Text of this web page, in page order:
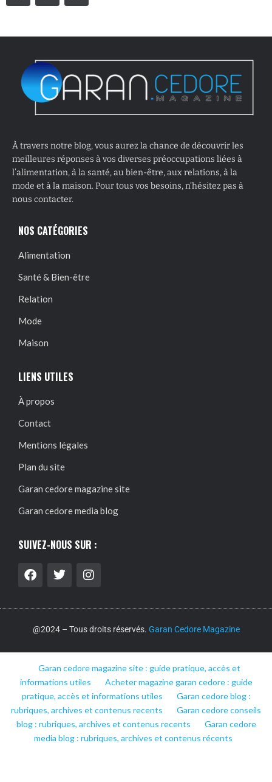
À travers notre blog, vous aurez la chance de découvrir les
meilleures réponses à vos diverses préoccupations liées à
l’alimentation, à la santé, au bien-être, aux relations, à la
mode et à la maison. Pour tous vos besoins, n’hésitez pas à
nous contacter.
NOS CATÉGORIES
Alimentation
Santé & Bien-être
Relation
Mode
Maison
LIENS UTILES
À propos
Contact
Mentions légales
Plan du site
Garan cedore magazine site
Garan cedore media blog
SUIVEZ-NOUS SUR :
@2024 – Tous droits réservés. Garan Cedore Magazine
Garan cedore magazine site : guide pratique, accès et
informations utiles
Acheter magazine garan cedore : guide
pratique, accès et informations utiles
Garan cedore blog :
rubriques, archives et contenus recents
Garan cedore conseils
blog : rubriques, archives et contenus recents
Garan cedore
media blog : rubriques, archives et contenus récents